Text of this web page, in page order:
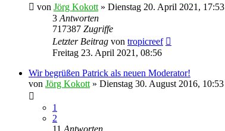
von Jörg Kokott » Dienstag 20. April 2021, 17:53
3 Antworten
717387 Zugriffe
Letzter Beitrag von tropicreef
Freitag 23. April 2021, 08:56
Wir begrüßen Patrick als neuen Moderator!
von Jörg Kokott » Dienstag 30. August 2016, 10:53
1
2
11 Antworten